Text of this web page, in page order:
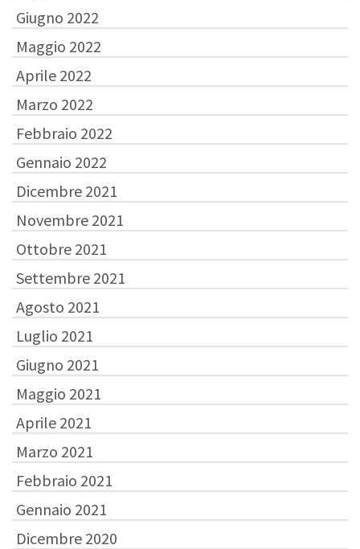
Giugno 2022
Maggio 2022
Aprile 2022
Marzo 2022
Febbraio 2022
Gennaio 2022
Dicembre 2021
Novembre 2021
Ottobre 2021
Settembre 2021
Agosto 2021
Luglio 2021
Giugno 2021
Maggio 2021
Aprile 2021
Marzo 2021
Febbraio 2021
Gennaio 2021
Dicembre 2020